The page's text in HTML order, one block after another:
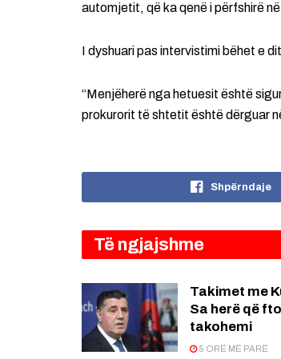
automjetit, që ka qenë i përfshirë në
I dyshuari pas intervistimi bëhet e
“Menjëherë nga hetuesit është
prokurorit të shtetit është dërguar
Shpërndaje
Të ngjajshme
Takimet me
Sa herë që
takohemi
5 ORË MË PARË